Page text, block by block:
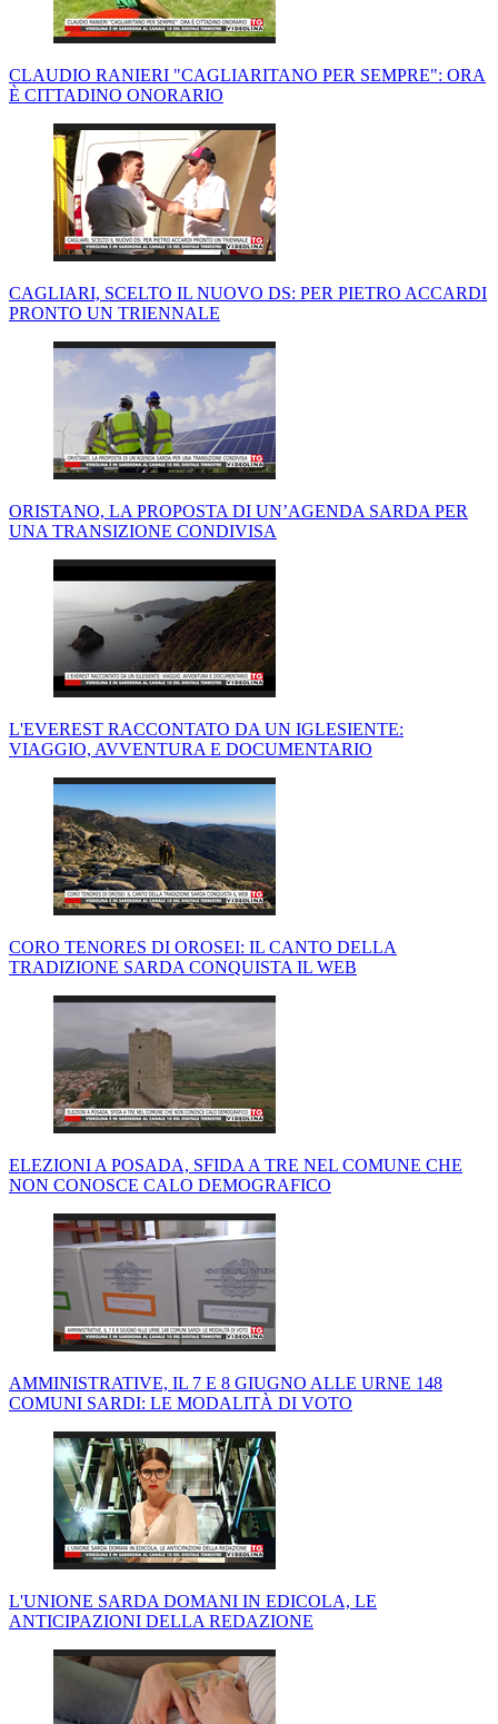
CLAUDIO RANIERI "CAGLIARITANO PER SEMPRE": ORA
È CITTADINO ONORARIO
CAGLIARI, SCELTO IL NUOVO DS: PER PIETRO ACCARDI
PRONTO UN TRIENNALE
ORISTANO, LA PROPOSTA DI UN’AGENDA SARDA PER
UNA TRANSIZIONE CONDIVISA
L'EVEREST RACCONTATO DA UN IGLESIENTE:
VIAGGIO, AVVENTURA E DOCUMENTARIO
CORO TENORES DI OROSEI: IL CANTO DELLA
TRADIZIONE SARDA CONQUISTA IL WEB
ELEZIONI A POSADA, SFIDA A TRE NEL COMUNE CHE
NON CONOSCE CALO DEMOGRAFICO
AMMINISTRATIVE, IL 7 E 8 GIUGNO ALLE URNE 148
COMUNI SARDI: LE MODALITÀ DI VOTO
L'UNIONE SARDA DOMANI IN EDICOLA, LE
ANTICIPAZIONI DELLA REDAZIONE